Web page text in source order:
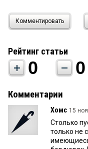
Комментировать
Рейтинг статьи
0 0
Комментарии
Хомс 15
Столько
только не